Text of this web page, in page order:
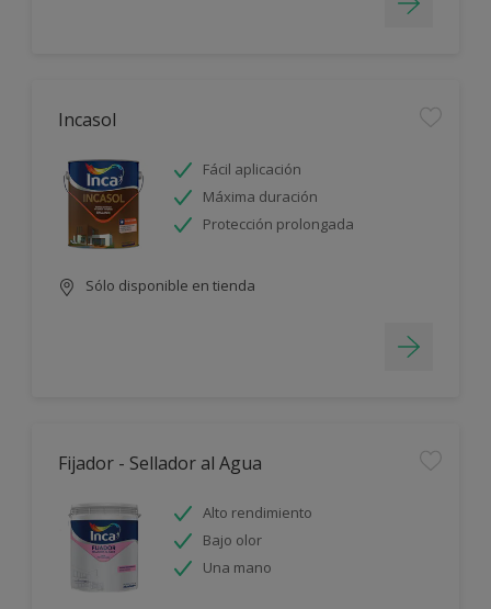
Incasol
Fácil aplicación
Máxima duración
Protección prolongada
Sólo disponible en tienda
Fijador - Sellador al Agua
Alto rendimiento
Bajo olor
Una mano